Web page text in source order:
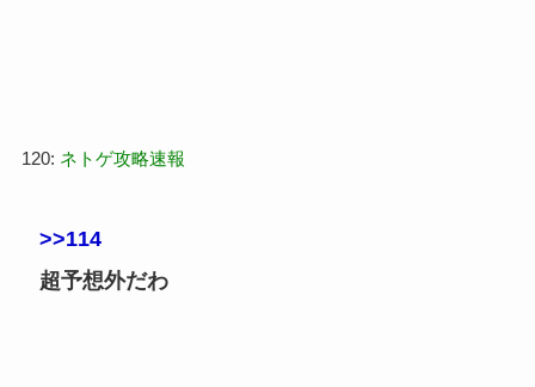
120: ネトゲ攻略速報
>>114
超予想外だわ